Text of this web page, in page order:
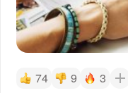
74 9 3